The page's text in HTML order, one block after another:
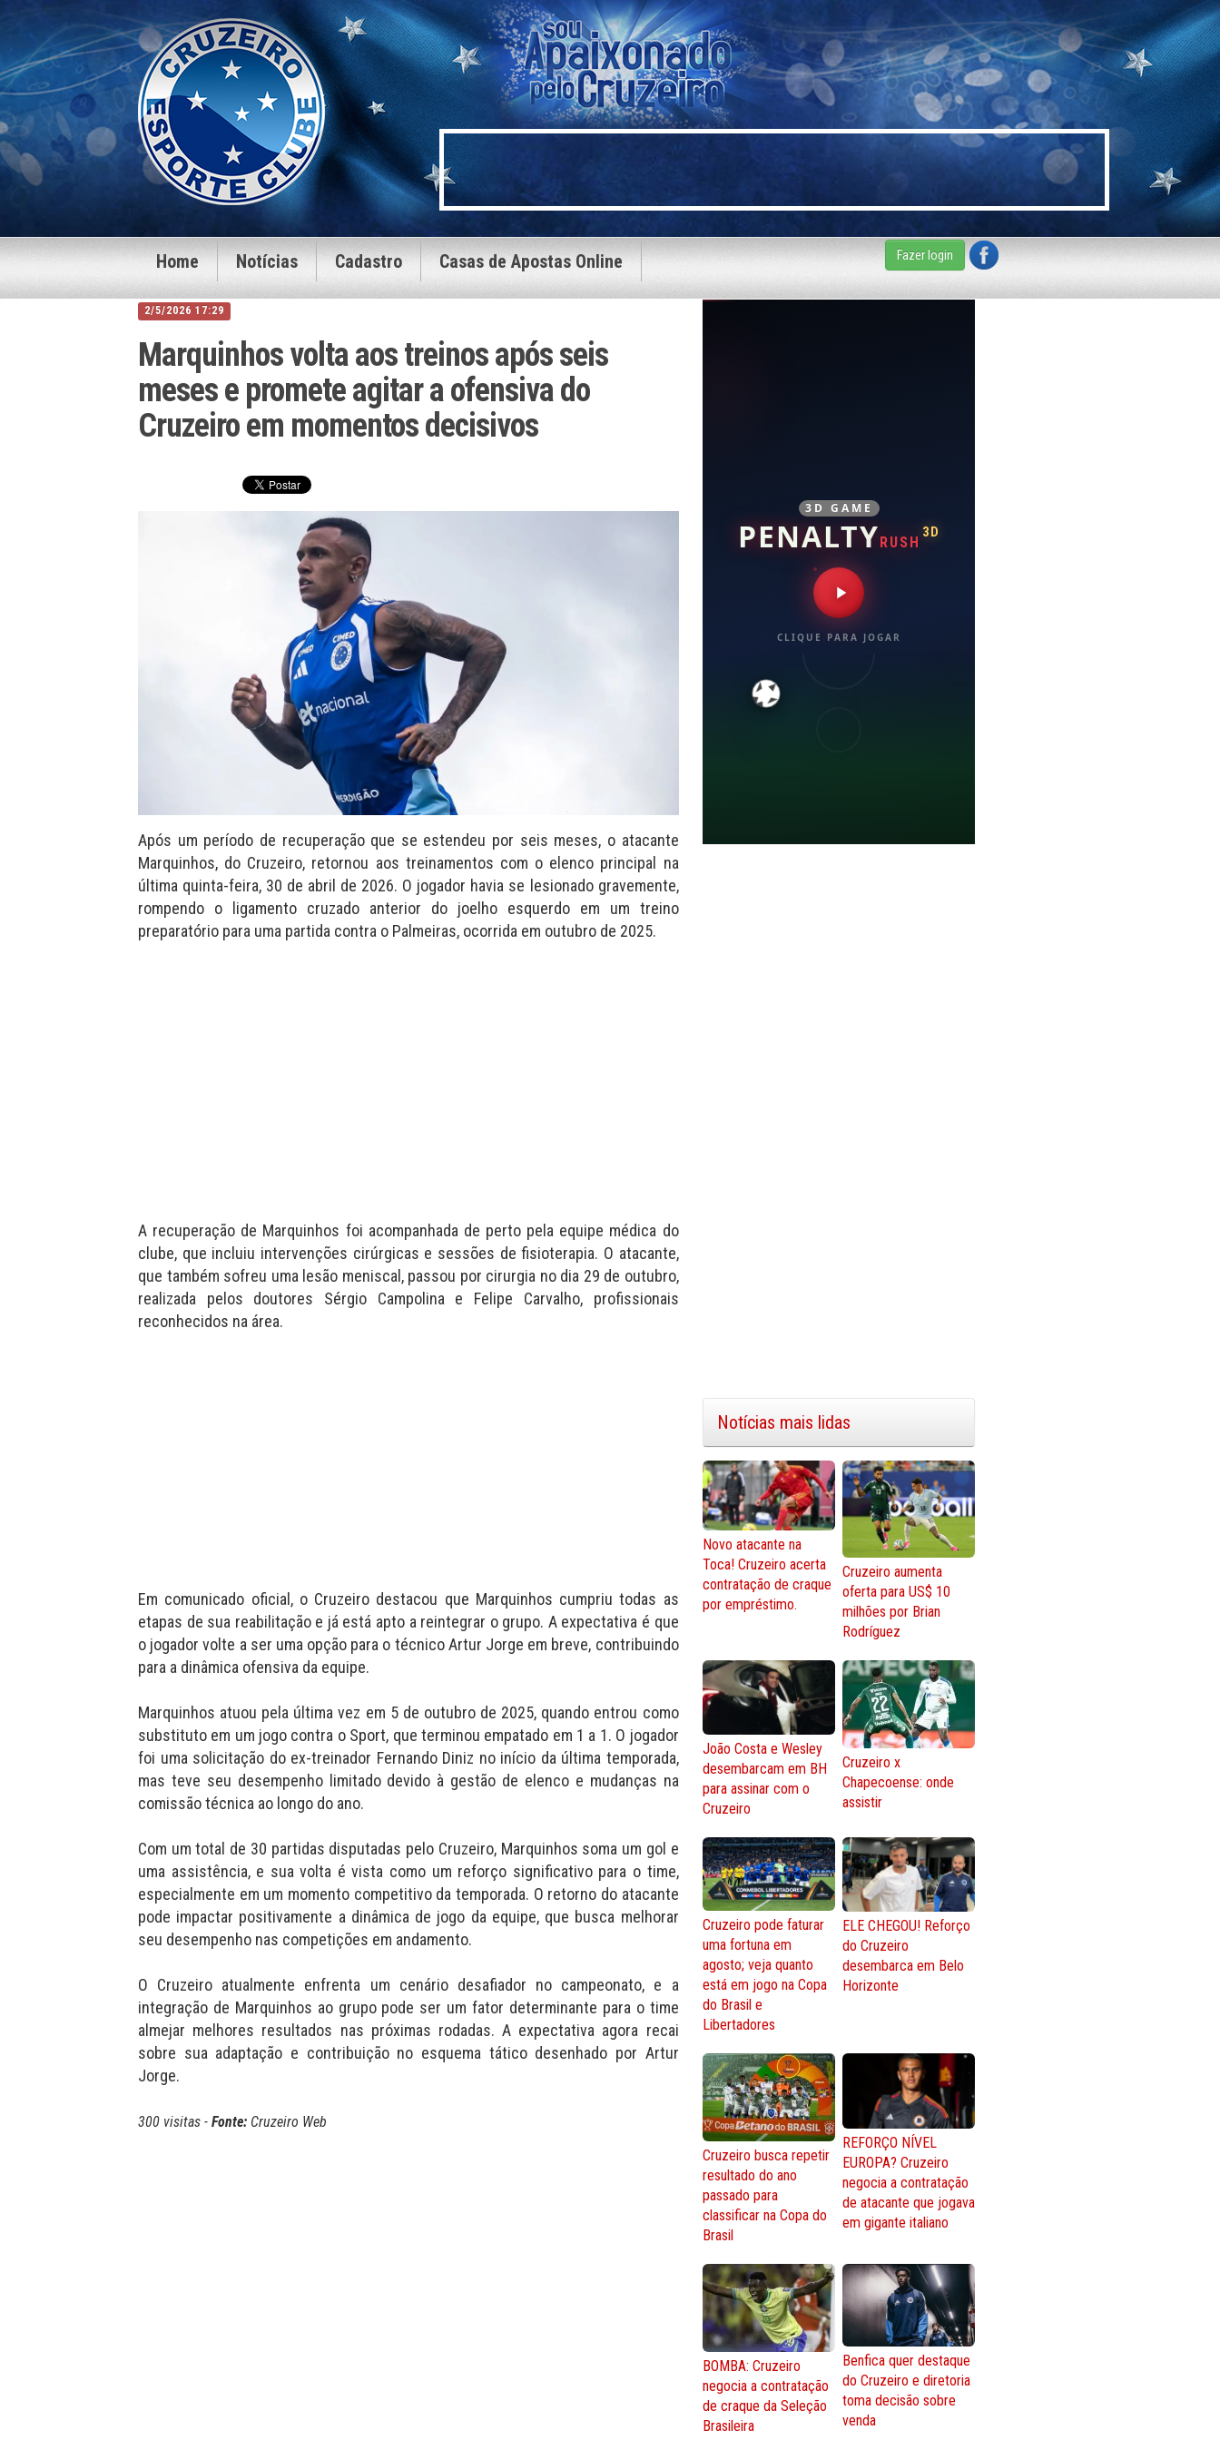
Home Notícias Cadastro Casas de Apostas Online Fazer login
2/5/2026 17:29
Marquinhos volta aos treinos após seis
meses e promete agitar a ofensiva do
Cruzeiro em momentos decisivos
Após um período de recuperação que se estendeu por seis meses, o atacante
Marquinhos, do Cruzeiro, retornou aos treinamentos com o elenco principal na
última quinta-feira, 30 de abril de 2026. O jogador havia se lesionado gravemente,
rompendo o ligamento cruzado anterior do joelho esquerdo em um treino
preparatório para uma partida contra o Palmeiras, ocorrida em outubro de 2025.
A recuperação de Marquinhos foi acompanhada de perto pela equipe médica do
clube, que incluiu intervenções cirúrgicas e sessões de fisioterapia. O atacante,
que também sofreu uma lesão meniscal, passou por cirurgia no dia 29 de outubro,
realizada pelos doutores Sérgio Campolina e Felipe Carvalho, profissionais
reconhecidos na área.
Em comunicado oficial, o Cruzeiro destacou que Marquinhos cumpriu todas as
etapas de sua reabilitação e já está apto a reintegrar o grupo. A expectativa é que
o jogador volte a ser uma opção para o técnico Artur Jorge em breve, contribuindo
para a dinâmica ofensiva da equipe.
Marquinhos atuou pela última vez em 5 de outubro de 2025, quando entrou como
substituto em um jogo contra o Sport, que terminou empatado em 1 a 1. O jogador
foi uma solicitação do ex-treinador Fernando Diniz no início da última temporada,
mas teve seu desempenho limitado devido à gestão de elenco e mudanças na
comissão técnica ao longo do ano.
Com um total de 30 partidas disputadas pelo Cruzeiro, Marquinhos soma um gol e
uma assistência, e sua volta é vista como um reforço significativo para o time,
especialmente em um momento competitivo da temporada. O retorno do atacante
pode impactar positivamente a dinâmica de jogo da equipe, que busca melhorar
seu desempenho nas competições em andamento.
O Cruzeiro atualmente enfrenta um cenário desafiador no campeonato, e a
integração de Marquinhos ao grupo pode ser um fator determinante para o time
almejar melhores resultados nas próximas rodadas. A expectativa agora recai
sobre sua adaptação e contribuição no esquema tático desenhado por Artur
Jorge.
300 visitas - Fonte: Cruzeiro Web
3D GAME
PENALTYRUSH
3D
CLIQUE PARA JOGAR
Notícias mais lidas
Novo atacante na
Toca! Cruzeiro acerta
contratação de craque
por empréstimo.
Cruzeiro aumenta
oferta para US$ 10
milhões por Brian
Rodríguez
João Costa e Wesley
desembarcam em BH
para assinar com o
Cruzeiro
Cruzeiro x
Chapecoense: onde
assistir
Cruzeiro pode faturar
uma fortuna em
agosto; veja quanto
está em jogo na Copa
do Brasil e
Libertadores
ELE CHEGOU! Reforço
do Cruzeiro
desembarca em Belo
Horizonte
Cruzeiro busca repetir
resultado do ano
passado para
classificar na Copa do
Brasil
REFORÇO NÍVEL
EUROPA? Cruzeiro
negocia a contratação
de atacante que jogava
em gigante italiano
BOMBA: Cruzeiro
negocia a contratação
de craque da Seleção
Brasileira
Benfica quer destaque
do Cruzeiro e diretoria
toma decisão sobre
venda